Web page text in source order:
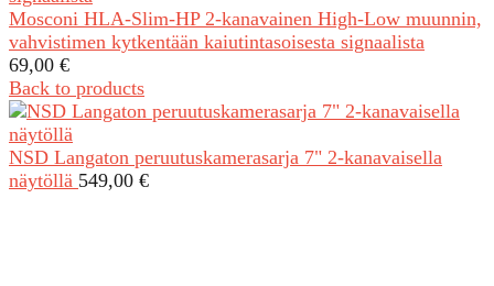
Mosconi HLA-Slim-HP 2-kanavainen High-Low muunnin,
vahvistimen kytkentään kaiutintasoisesta signaalista
69,00 €
Back to products
NSD Langaton peruutuskamerasarja 7" 2-kanavaisella
näytöllä 549,00 €